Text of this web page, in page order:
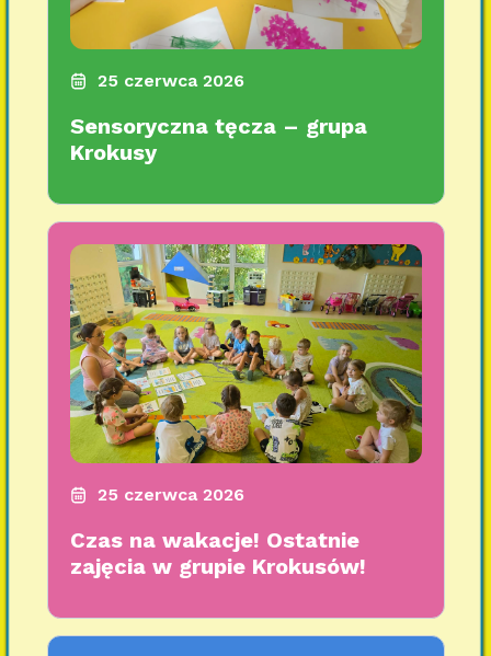
25 czerwca 2026
Sensoryczna tęcza – grupa
Krokusy
25 czerwca 2026
Czas na wakacje! Ostatnie
zajęcia w grupie Krokusów!